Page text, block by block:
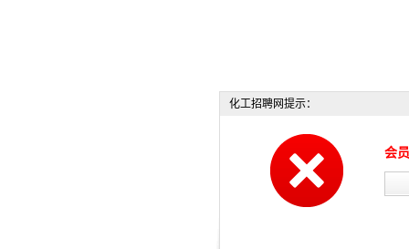
化工招聘网提示：
会